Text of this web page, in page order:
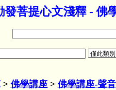
發菩提心文淺釋 - 佛
> 佛學講座> 佛學講座-聲